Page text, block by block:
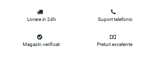
Livrare in 24h Suport telefonic
Magazin verificat Preturi excelente